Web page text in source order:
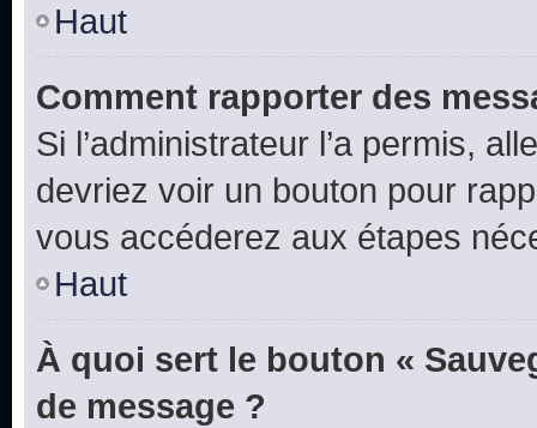
Haut
Comment rapporter des
Si l’administrateur l’a permis,
devriez voir un bouton pour
vous accéderez aux étapes
Haut
À quoi sert le bouton «
de message ?